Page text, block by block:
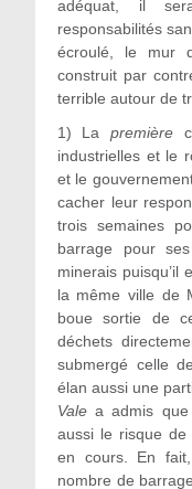
adéquat, il
responsabilités
écroulé, le mur
construit par
terrible autour de
1) Lapremière
industrielles et le
et le
cacher leur
trois semaines
barrage pour
minerais puisqu’il
la même ville de
boue sortie de
déchets
submergé celle
élan aussi une
Valea admis
aussi le risque de
en cours. En
nombre de